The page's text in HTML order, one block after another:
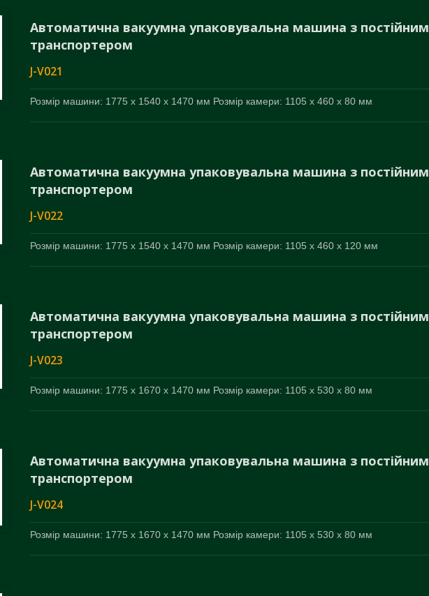
Автоматична вакуумна упаковувальна машина з постійним
транспортером
J-V021
Розмір машини: 1775 x 1540 x 1470 мм Розмір камери: 1105 x 460 x 80 мм
Автоматична вакуумна упаковувальна машина з постійним
транспортером
J-V022
Розмір машини: 1775 x 1540 x 1470 мм Розмір камери: 1105 x 460 x 120 мм
Автоматична вакуумна упаковувальна машина з постійним
транспортером
J-V023
Розмір машини: 1775 x 1670 x 1470 мм Розмір камери: 1105 x 530 x 80 мм
Автоматична вакуумна упаковувальна машина з постійним
транспортером
J-V024
Розмір машини: 1775 x 1670 x 1470 мм Розмір камери: 1105 x 530 x 80 мм